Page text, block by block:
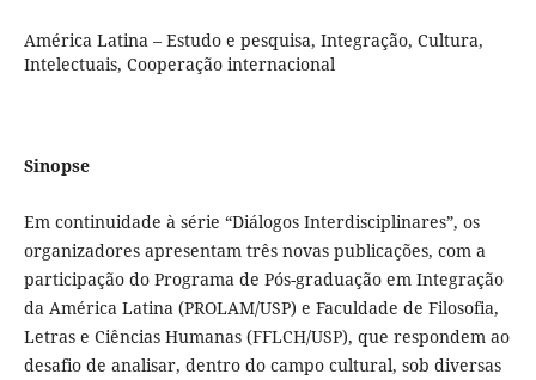
América Latina – Estudo e pesquisa, Integração, Cultura,
Intelectuais, Cooperação internacional
Sinopse
Em continuidade à série “Diálogos Interdisciplinares”, os
organizadores apresentam três novas publicações, com a
participação do Programa de Pós-graduação em Integração
da América Latina (PROLAM/USP) e Faculdade de Filosofia,
Letras e Ciências Humanas (FFLCH/USP), que respondem ao
desafio de analisar, dentro do campo cultural, sob diversas